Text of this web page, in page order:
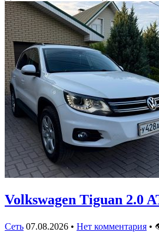
Volkswagen Tiguan 2.0
Сеть 07.08.2026 • Нет комментария •